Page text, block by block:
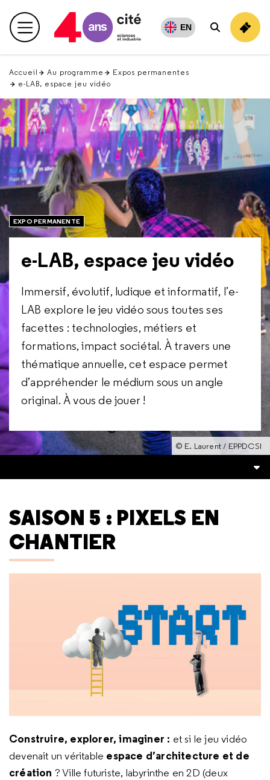
en
haut Menu principal EN Rechercher
Accueil Au programme
Expos permanentes
e-LAB, espace jeu vidéo
EXPO PERMANENTE
e-LAB, espace jeu vidéo
Immersif, évolutif, ludique et informatif, l’e-
LAB explore le jeu vidéo sous toutes ses
facettes : technologies, métiers et
formations, impact sociétal. À travers une
thématique annuelle, cet espace permet
d’appréhender le médium sous un angle
original. À vous de jouer !
© E. Laurent / EPPDCSI
SAISON 5 : PIXELS EN
CHANTIER
Construire, explorer, imaginer : et si le jeu vidéo
devenait un véritable espace d’architecture et de
création ? Ville futuriste, labyrinthe en 2D (deux